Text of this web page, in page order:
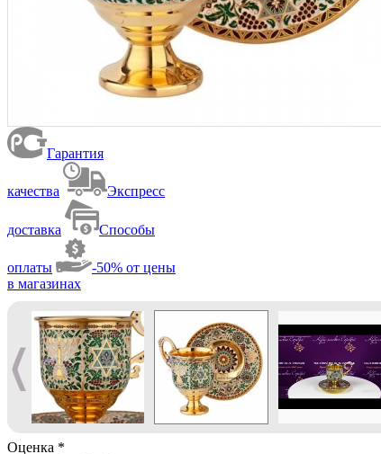
Гарантия
качества Экспресс
доставка Способы
оплаты
-50% от цены
в магазинах
Оценка *